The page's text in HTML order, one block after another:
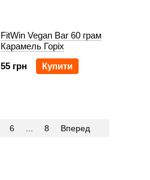
FitWin Vegan Bar 60 грам
Карамель Горіх
55 грн
Купити
6 8 Вперед